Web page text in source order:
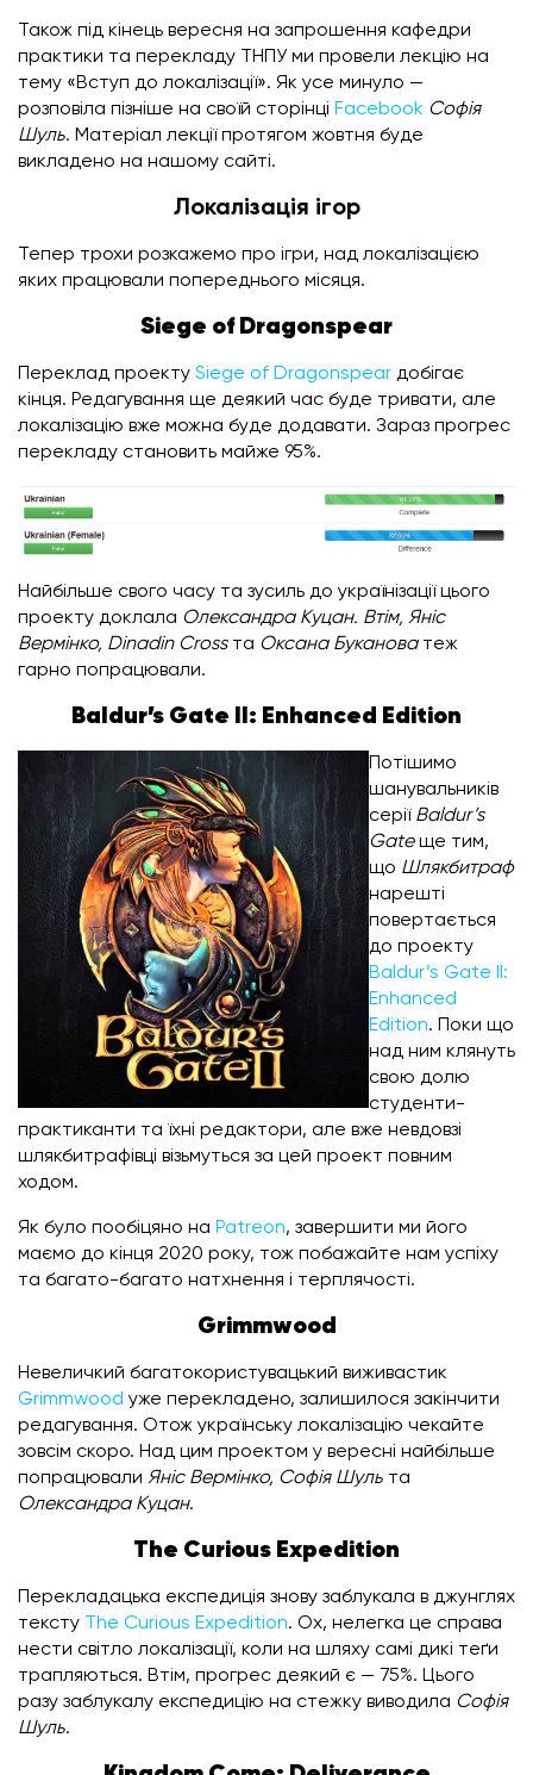
Також під кінець вересня на запрошення кафедри
практики та перекладу ТНПУ ми провели лекцію на
тему «Вступ до локалізації». Як усе минуло —
розповіла пізніше на своїй сторінці Facebook Софія
Шуль. Матеріал лекції протягом жовтня буде
викладено на нашому сайті.
Локалізація ігор
Тепер трохи розкажемо про ігри, над локалізацією
яких працювали попереднього місяця.
Siege of Dragonspear
Переклад проекту Siege of Dragonspear добігає
кінця. Редагування ще деякий час буде тривати, але
локалізацію вже можна буде додавати. Зараз прогрес
перекладу становить майже 95%.
Найбільше свого часу та зусиль до українізації цього
проекту доклала Олександра Куцан. Втім, Яніс
Вермінко, Dinadin Cross та Оксана Букановатеж
гарно попрацювали.
Baldur’s Gate II: Enhanced Edition
Потішимо
шанувальників
серії Baldur’s
Gateще тим,
що Шлякбитраф
нарешті
повертається
до проекту
Baldur’s Gate II:
Enhanced
Edition. Поки що
над ним клянуть
свою долю
студенти-
практиканти та їхні редактори, але вже невдовзі
шлякбитрафівці візьмуться за цей проект повним
ходом.
Як було пообіцяно на Patreon, завершити ми його
маємо до кінця 2020 року, тож побажайте нам успіху
та багато-багато натхнення і терплячості.
Grimmwood
Невеличкий багатокористувацький виживастик
Grimmwood уже перекладено, залишилося закінчити
редагування. Отож українську локалізацію чекайте
зовсім скоро. Над цим проектом у вересні найбільше
попрацювали Яніс Вермінко, Софія Шуль та
Олександра Куцан.
The Curious Expedition
Перекладацька експедиція знову заблукала в джунглях
тексту The Curious Expedition. Ох, нелегка це справа
нести світло локалізації, коли на шляху самі дикі теґи
трапляються. Втім, прогрес деякий є — 75%. Цього
разу заблукалу експедицію на стежку виводила Софія
Шуль.